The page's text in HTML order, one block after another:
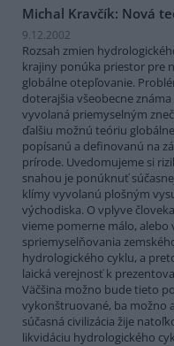
Michal Kravčík: Nová
9.12.2002
Rozsah zmien
krajiny ponúka priestor pre
globálne otepľovanie.
doterajšia všeobecne
vyvolaná priemyselným
ďalšiu možnú teóriu
popísanú a definovanú na
prírode. Uvedomujeme si
snahou je ponúknuť
klímy vyvolanú plošným
východiska. O vplyve
vieme pomerne málo,
spriemyselňovania
hydrologického cyklu, a
laická verejnosť k
Väčšina možno bude tieto
vykonštruované, ba možno
súčasná civilizácia žije
likvidáciu hydrologického